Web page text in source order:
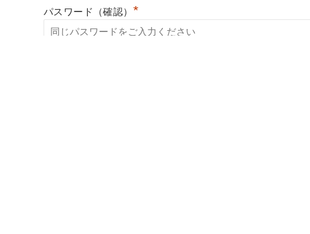
パスワード（確認） *